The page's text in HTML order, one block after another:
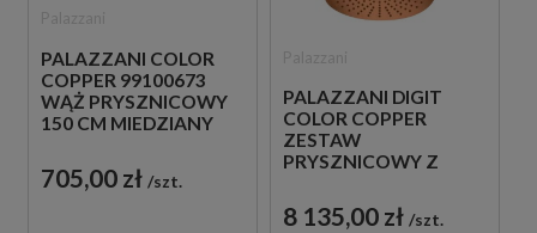
PALAZZANI COLOR
COPPER 99100673
WĄŻ PRYSZNICOWY
150 CM MIEDZIANY
705,00 zł szt.
PALAZZANI DIGIT
COLOR COPPER
ZESTAW
PRYSZNICOWY Z
MIEDZIANY
8 135,00 zł szt.